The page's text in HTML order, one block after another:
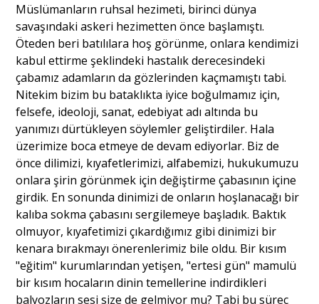
Müslümanların ruhsal hezimeti, birinci dünya
savaşındaki askeri hezimetten önce başlamıştı.
Öteden beri batılılara hoş görünme, onlara kendimizi
kabul ettirme şeklindeki hastalık derecesindeki
çabamız adamların da gözlerinden kaçmamıştı tabi.
Nitekim bizim bu bataklıkta iyice boğulmamız için,
felsefe, ideoloji, sanat, edebiyat adı altında bu
yanımızı dürtükleyen söylemler geliştirdiler. Hala
üzerimize boca etmeye de devam ediyorlar. Biz de
önce dilimizi, kıyafetlerimizi, alfabemizi, hukukumuzu
onlara şirin görünmek için değiştirme çabasının içine
girdik. En sonunda dinimizi de onların hoşlanacağı bir
kalıba sokma çabasını sergilemeye başladık. Baktık
olmuyor, kıyafetimizi çıkardığımız gibi dinimizi bir
kenara bırakmayı önerenlerimiz bile oldu. Bir kısım
"eğitim" kurumlarından yetişen, "ertesi gün" mamulü
bir kısım hocaların dinin temellerine indirdikleri
balyozların sesi size de gelmiyor mu? Tabi bu süreç